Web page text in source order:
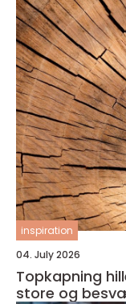
inspiration
04. July 2026
Topkapning
store og